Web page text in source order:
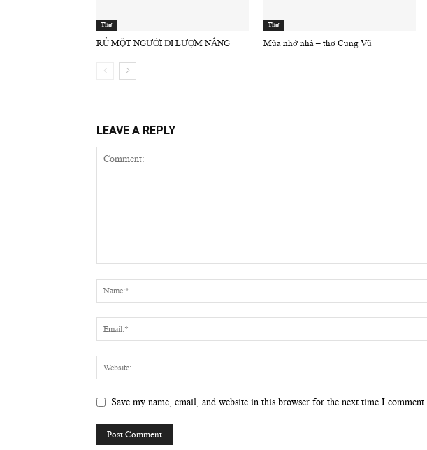
Thơ
RỦ MỘT NGƯỜI ĐI LƯỢM NẮNG
Thơ
Mùa nhớ nhà – thơ Cung Vũ
LEAVE A REPLY
Save my name, email, and website in this browser for the next time I comment.